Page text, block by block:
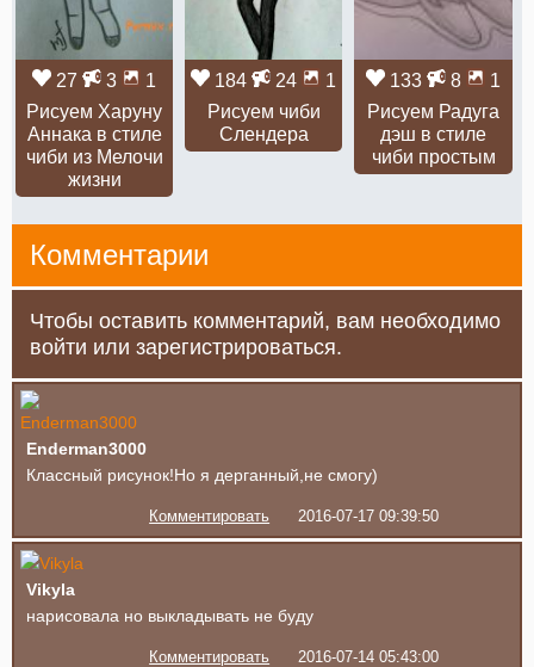
27 3
1
Рисуем Харуну
Аннака в стиле
чиби из Мелочи
жизни
184 24
1
Рисуем чиби
Слендера
133 8
1
Рисуем Радуга
дэш в стиле
чиби простым
Комментарии
Чтобы оставить комментарий, вам необходимо
войти или зарегистрироваться.
Enderman3000
Классный рисунок!Но я дерганный,не смогу)
Комментировать 2016-07-17 09:39:50
Vikyla
нарисовала но выкладывать не буду
Комментировать 2016-07-14 05:43:00